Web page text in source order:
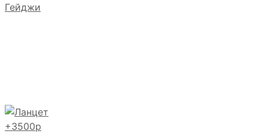
Гейджи